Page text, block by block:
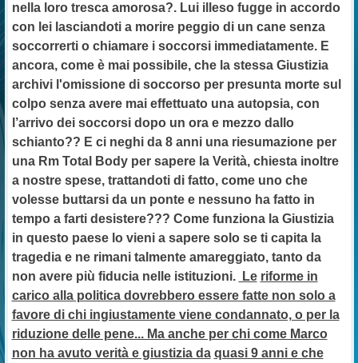
nella loro tresca amorosa?. Lui illeso fugge in accordo
con lei lasciandoti a morire peggio di un cane senza
soccorrerti o chiamare i soccorsi immediatamente. E
ancora, come è mai possibile, che la stessa Giustizia
archivi l'omissione di soccorso per presunta morte sul
colpo senza avere mai effettuato una autopsia, con
l’arrivo dei soccorsi dopo un ora e mezzo dallo
schianto?? E ci neghi da 8 anni una riesumazione per
una Rm Total Body per sapere la Verità, chiesta inoltre
a nostre spese, trattandoti di fatto, come uno che
volesse buttarsi da un ponte e nessuno ha fatto in
tempo a farti desistere??? Come funziona la Giustizia
in questo paese lo vieni a sapere solo se ti capita la
tragedia e ne rimani talmente amareggiato, tanto da
non avere più fiducia nelle istituzioni.
Le riforme in
carico alla politica dovrebbero essere fatte non solo a
favore di chi ingiustamente viene condannato, o per la
riduzione delle pene... Ma anche per chi come Marco
non ha avuto verità e giustizia da quasi 9 anni e che